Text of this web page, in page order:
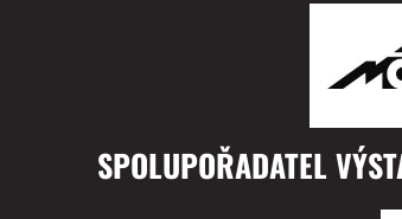
SPOLUPOŘADATEL